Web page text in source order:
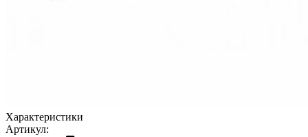
Характеристики
Артикул: